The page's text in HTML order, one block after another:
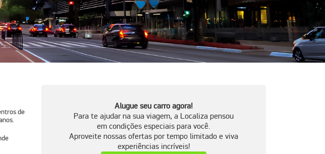
de
Alugue seu carro agora!
Para te ajudar na sua viagem, a Localiza pensou
em condições especiais para você.
Aproveite nossas ofertas por tempo limitado e viva
experiências incríveis!